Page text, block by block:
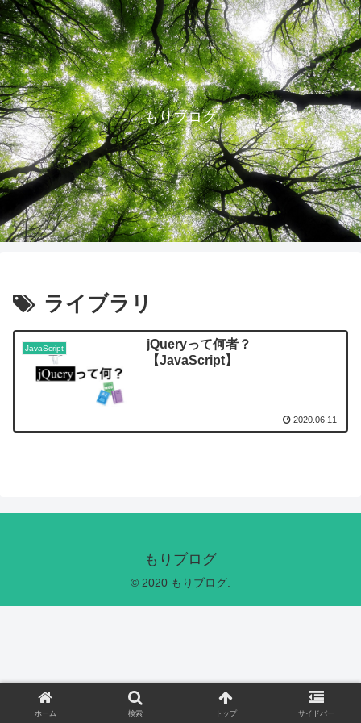
もりブログ
ライブラリ
JavaScript
jQueryって何者？
【JavaScript】
2020.06.11
もりブログ
© 2020 もりブログ.
ホーム 検索 トップ サイドバー